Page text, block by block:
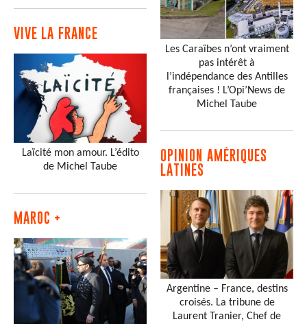
VIVE LA FRANCE
Laïcité mon amour. L’édito
de Michel Taube
MAROC +
Les Caraïbes n’ont vraiment
pas intérêt à
l’indépendance des Antilles
françaises ! L’Opi’News de
Michel Taube
OPINION AMÉRIQUES
LATINES
Argentine – France, destins
croisés. La tribune de
Laurent Tranier, Chef de